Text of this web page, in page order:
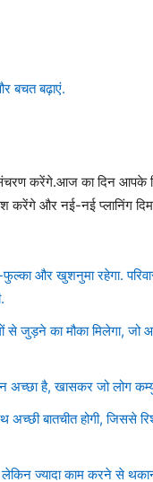
बचत बढ़ाएं.
करेंगे.आज का दिन आपके
करेंगे और नई-नई प्लानिंग
फुल्का और खुशनुमा रहेगा.
से जुड़ने का मौका मिलेगा, जो
अच्छा है, खासकर जो लोग
अच्छी बातचीत होगी, जिससे
ज्यादा काम करने से